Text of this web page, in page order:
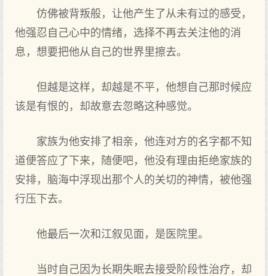
仿佛被背叛般，让他产生了从未有过的感受，
他强忍自己心中的情绪，选择不再去关注他的消
息，想要把他从自己的世界里擦去。
但越是这样，却越是不平，他想自己那时候应
该是有恨的，却故意去忽略这种感觉。
家族为他安排了相亲，他连对方的名字都不知
道便答应了下来，随便吧，他没有理由拒绝家族的
安排，脑海中浮现出那个人的关切的神情，被他强
行压下去。
他最后一次和江叙见面，是医院里。
当时自己因为长期失眠去接受阶段性治疗，却